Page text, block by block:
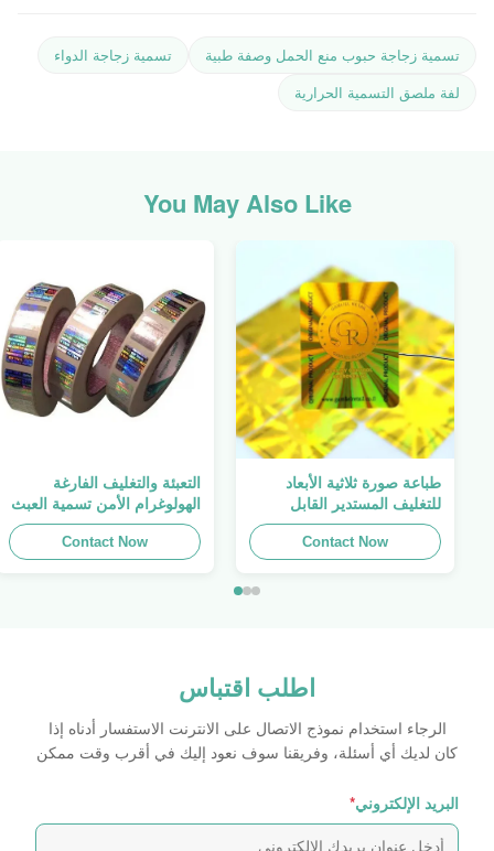
تسمية زجاجة حبوب منع الحمل وصفة طبية
تسمية زجاجة الدواء
لفة ملصق التسمية الحرارية
You May Also Like
طباعة صورة ثلاثية الأبعاد
للتغليف المستدير القابل
للطباعة ، الملصق الأصلي ،
صفائح لاصقة ذاتية اللصق
Contact Now
التعبئة والتغليف الفارغة
الهولوغرام الأمن تسمية العبث
واضح ملصق الهولوغرام شعار
الليزر
Contact Now
اطلب اقتباس
الرجاء استخدام نموذج الاتصال على الانترنت الاستفسار أدناه إذا
كان لديك أي أسئلة، وفريقنا سوف نعود إليك في أقرب وقت ممكن
البريد الإلكتروني*